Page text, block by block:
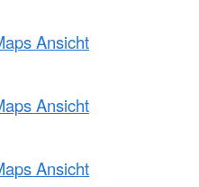
Ansicht
Ansicht
Ansicht